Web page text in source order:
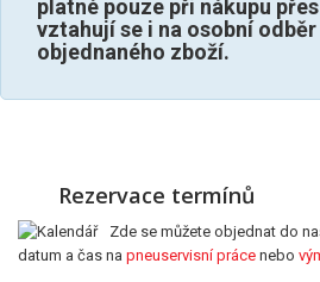
platné pouze při nákupu
vztahují se i na osobní
objednaného zboží.
Rezervace termínů
Zde se můžete objednat do
datum a čas na pneuservisní práce nebo